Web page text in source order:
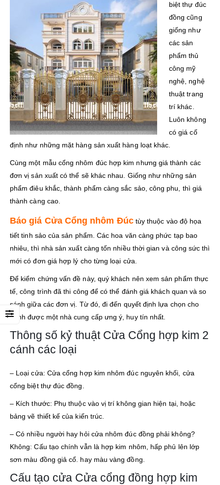
biệt thự đúc
đồng cũng
giống như
các sản
phẩm thủ
công mỹ
nghệ, nghệ
thuật trang
trí khác.
Luôn không
có giá cố
định như những mặt hàng sản xuất hàng loạt khác.
Cùng một mẫu cổng nhôm đúc hợp kim nhưng giá thành các
đơn vị sản xuất có thể sẽ khác nhau. Giống như những sản
phẩm điêu khắc, thành phẩm càng sắc sảo, công phu, thì giá
thành càng cao.
Báo giá Cửa Cổng nhôm Đúctùy thuộc vào độ họa
tiết tinh sảo của sản phẩm. Các hoa văn càng phức tạp bao
nhiêu, thì nhà sản xuất càng tốn nhiều thời gian và công sức thì
mới có đơn giá hợp lý cho từng loại cửa.
Để kiểm chứng vấn đề này, quý khách nên xem sản phẩm thực
tế, công trình đã thi công để có thể đánh giá khách quan và so
sánh giữa các đơn vị. Từ đó, đi đến quyết định lựa chọn cho
mình được một nhà cung cấp ưng ý, huy tín nhất.
Thông số kỷ thuật Cửa Cổng hợp kim 2
cánh các loại
– Loại cửa: Cửa cổng hợp kim nhôm đúc nguyên khối, cửa
cổng biệt thự đúc đồng.
– Kích thước: Phụ thuộc vào vị trí không gian hiện tại, hoặc
bảng vẽ thiết kế của kiến trúc.
– Có nhiều người hay hỏi cửa nhôm đúc đồng phải không?
Không: Cấu tạo chính vẫn là hợp kim nhôm, hấp phủ lên lớp
sơn màu đồng giả cổ. hay màu vàng đồng.
Cấu tạo cửa Cửa cổng đồng hợp kim